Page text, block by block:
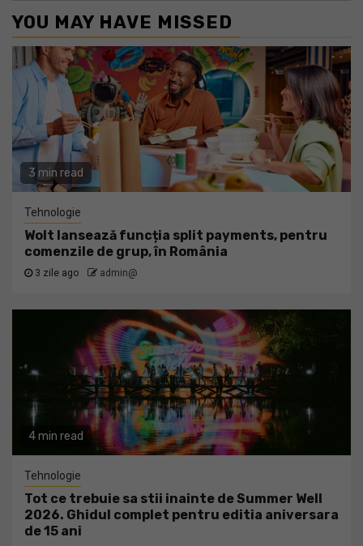
YOU MAY HAVE MISSED
3 min read
Tehnologie
Wolt lansează funcția split payments, pentru
comenzile de grup, în România
3 zile ago admin@
4 min read
Tehnologie
Tot ce trebuie sa stii inainte de Summer Well
2026. Ghidul complet pentru editia aniversara
de 15 ani